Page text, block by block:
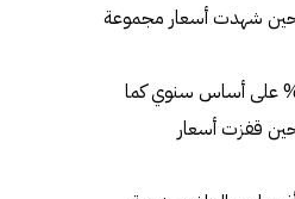
المجموعة السادسة (الصحة) ارتفع بنسبة 95. 1 % في حين شهدت أسعار مجموعة
(الإحصاء) أن أسعار المجموعة الثامنة (الاتصالات) ارتفعت بنسبة 03. 2 % على أساس سنوي كما
التاسعة (الترفيه والثقافة) بنسبة 6ر3 % في حين قفزت أسعار